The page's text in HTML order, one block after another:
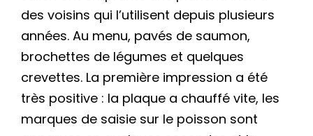
des voisins qui l’utilisent depuis plusieurs
années. Au menu, pavés de saumon,
brochettes de légumes et quelques
crevettes. La première impression a été
très positive : la plaque a chauffé vite, les
marques de saisie sur le poisson sont